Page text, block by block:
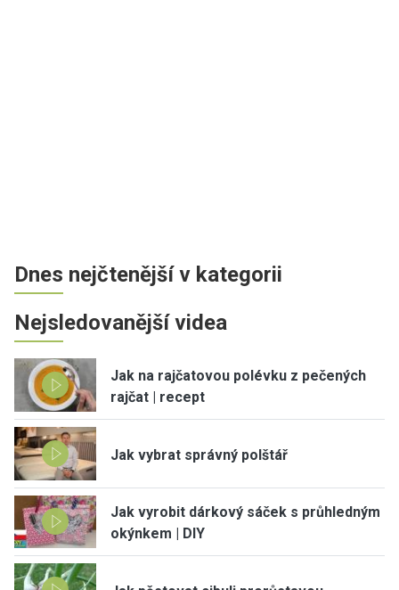
Dnes nejčtenější v kategorii
Nejsledovanější videa
Jak na rajčatovou polévku z pečených
rajčat | recept
Jak vybrat správný polštář
Jak vyrobit dárkový sáček s průhledným
okýnkem | DIY